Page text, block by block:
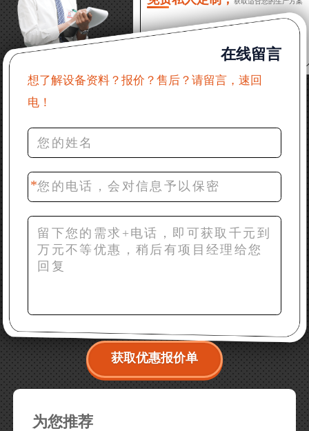
22分钟前 郑女士：想了解时产500吨锤破，加工石灰石
31分钟前 吴先生：成套石头破碎设备有吗？给个详细
产品资料
36分钟前 罗先生：每小时100吨左右的鄂破和反击破，
42分钟前 梁先生：膨润土磨到200目，用什么磨粉设
备？
在线留言
想了解设备资料？报价？售后？请留言，速回
电！
获取优惠报价单
为您推荐